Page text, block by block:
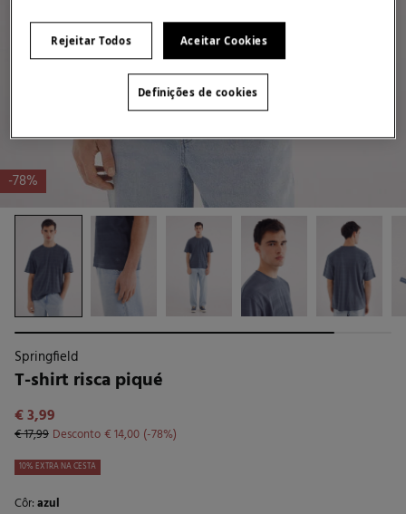
-78%
Springfield
T-shirt risca piqué
€ 3,99
€ 17,99 Desconto€ 14,00 78
10% EXTRA NA CESTA
Côr:azul
Rejeitar Todos Aceitar Cookies
Definições de cookies